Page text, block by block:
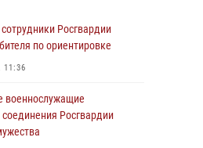
Росгвардии
по ориентировке
11:36
военнослужащие
соединения Росгвардии